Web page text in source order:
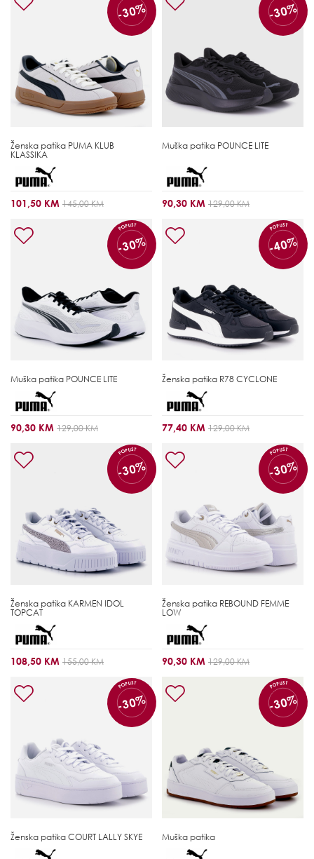
-30%
Ženska patika PUMA KLUB
KLASSIKA
101,50 KM 145,00 KM
-30%
Muška patika POUNCE LITE
90,30 KM 129,00 KM
POPUST
-30%
Muška patika POUNCE LITE
90,30 KM 129,00 KM
POPUST
-40%
Ženska patika R78 CYCLONE
77,40 KM 129,00 KM
POPUST
-30%
Ženska patika KARMEN IDOL
TOPCAT
108,50 KM 155,00 KM
POPUST
-30%
Ženska patika REBOUND FEMME
LOW
90,30 KM 129,00 KM
POPUST
-30%
Ženska patika COURT LALLY SKYE
POPUST
-30%
Muška patika